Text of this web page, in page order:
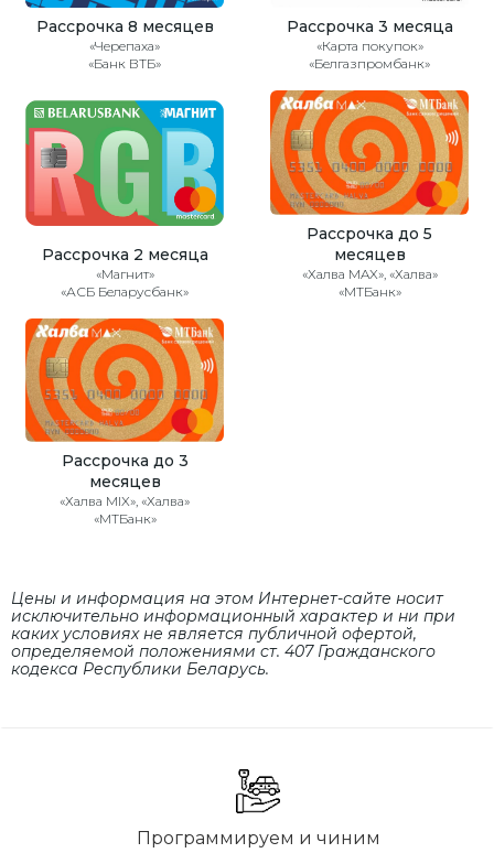
Рассрочка 8 месяцев
«Черепаха»
«Банк ВТБ»
Рассрочка 3 месяца
«Карта покупок»
«Белгазпромбанк»
Рассрочка 2 месяца
«Магнит»
«АСБ Беларусбанк»
Рассрочка до 5
месяцев
«Халва MAX», «Халва»
«МТБанк»
Рассрочка до 3
месяцев
«Халва MIX», «Халва»
«МТБанк»
Цены и информация на этом Интернет-сайте носит
исключительно информационный характер и ни при
каких условиях не является публичной офертой,
определяемой положениями cт. 407 Гражданского
кодекса Республики Беларусь.
Программируем и чиним